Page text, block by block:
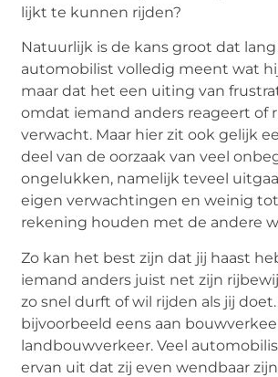
lijkt te kunnen rijden?
Natuurlijk is de kans groot dat
automobilist volledig meent wat
maar dat het een uiting van
omdat iemand anders reageert of
verwacht. Maar hier zit ook gelijk
deel van de oorzaak van veel
ongelukken, namelijk teveel
eigen verwachtingen en weinig
rekening houden met de andere
Zo kan het best zijn dat jij haast
iemand anders juist net zijn
zo snel durft of wil rijden als jij
bijvoorbeeld eens aan
landbouwverkeer. Veel
ervan uit dat zij even wendbaar